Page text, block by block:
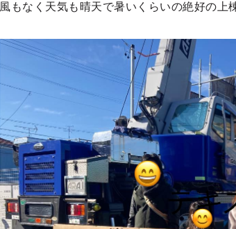
風もなく天気も晴天で暑いくらいの絶好の上